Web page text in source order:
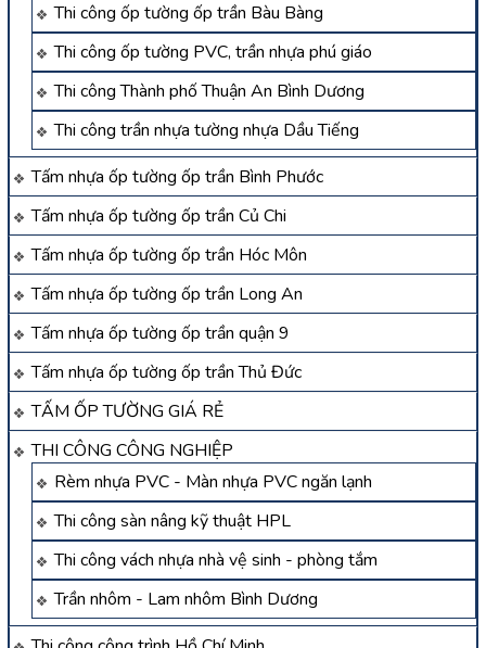
Thi công ốp tường ốp trần Bàu Bàng
Thi công ốp tường PVC, trần nhựa phú giáo
Thi công Thành phố Thuận An Bình Dương
Thi công trần nhựa tường nhựa Dầu Tiếng
Tấm nhựa ốp tường ốp trần Bình Phước
Tấm nhựa ốp tường ốp trần Củ Chi
Tấm nhựa ốp tường ốp trần Hóc Môn
Tấm nhựa ốp tường ốp trần Long An
Tấm nhựa ốp tường ốp trần quận 9
Tấm nhựa ốp tường ốp trần Thủ Đức
TẤM ỐP TƯỜNG GIÁ RẺ
THI CÔNG CÔNG NGHIỆP
Rèm nhựa PVC - Màn nhựa PVC ngăn lạnh
Thi công sàn nâng kỹ thuật HPL
Thi công vách nhựa nhà vệ sinh - phòng tắm
Trần nhôm - Lam nhôm Bình Dương